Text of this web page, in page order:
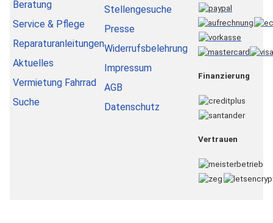
Beratung
Service & Pflege
Reparaturanleitungen
Aktuelles
Vermietung Fahrrad
Suche
Stellengesuche
Presse
Widerrufsbelehrung
Impressum
AGB
Datenschutz
Finanzierung
Vertrauen